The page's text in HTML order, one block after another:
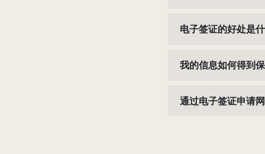
电子签证的好处是
我的信息如何得到
通过电子签证申请